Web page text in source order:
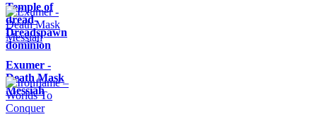
Temple of
dread-
Dreadspawn
dominion
Exumer -
Death Mask
Messiah